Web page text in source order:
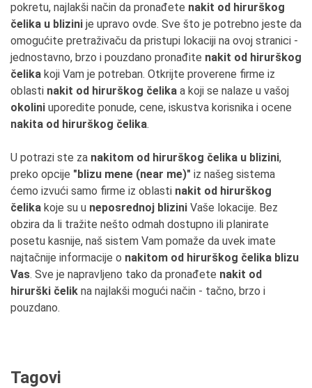
pokretu, najlakši način da pronađete nakit od hirurškog
čelika u blizini je upravo ovde. Sve što je potrebno jeste da
omogućite pretraživaču da pristupi lokaciji na ovoj stranici -
jednostavno, brzo i pouzdano pronađite nakit od hirurškog
čelika koji Vam je potreban. Otkrijte proverene firme iz
oblasti nakit od hirurškog čelika a koji se nalaze u vašoj
okolini uporedite ponude, cene, iskustva korisnika i ocene
nakita od hirurškog čelika.
U potrazi ste za nakitom od hirurškog čelika u blizini,
preko opcije "blizu mene (near me)" iz našeg sistema
ćemo izvući samo firme iz oblasti nakit od hirurškog
čelika koje su u neposrednoj blizini Vaše lokacije. Bez
obzira da li tražite nešto odmah dostupno ili planirate
posetu kasnije, naš sistem Vam pomaže da uvek imate
najtačnije informacije o nakitom od hirurškog čelika blizu
Vas. Sve je napravljeno tako da pronađete nakit od
hirurški čelik na najlakši mogući način - tačno, brzo i
pouzdano.
Tagovi